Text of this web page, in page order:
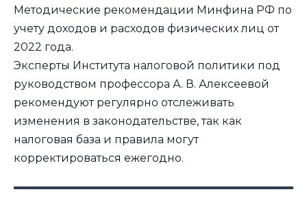
Методические рекомендации Минфина РФ по
учету доходов и расходов физических лиц от
2022 года.
Эксперты Института налоговой политики под
руководством профессора А. В. Алексеевой
рекомендуют регулярно отслеживать
изменения в законодательстве, так как
налоговая база и правила могут
корректироваться ежегодно.